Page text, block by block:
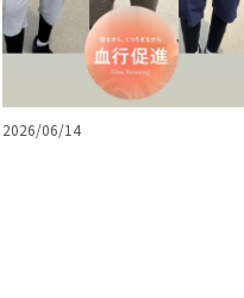
2026/06/14